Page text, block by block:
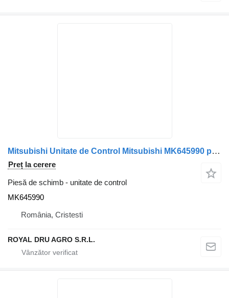
Mitsubishi Unitate de Control Mitsubishi MK645990 pentru camion
Preț la cerere
Piesă de schimb - unitate de control
MK645990
România, Cristesti
ROYAL DRU AGRO S.R.L.